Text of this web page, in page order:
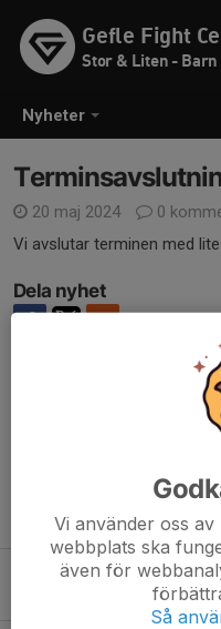
Nyheter
Gefle Fight
Stor & Liten - Barn
20 maj 2024
0
Vi avslutar terminen med
Dela nyhet
Tidigare nyheter
18 maj, 10:26 0
Vi använder oss
webbplats ska
även för
Så